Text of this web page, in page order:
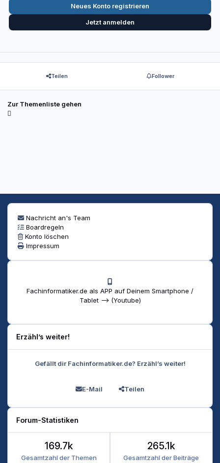
Neues Konto registrieren
Jetzt anmelden
Teilen Follower
Zur Themenliste gehen
Nachricht an's Team
Boardregeln
Konto löschen
Impressum
Fachinformatiker.de als APP auf Deinem Smartphone /
Tablet --> (Youtube)
Erzähl’s weiter!
Gefällt dir Fachinformatiker.de? Erzähl’s weiter!
E-Mail Teilen
Forum-Statistiken
Gesamtzahl der Themen
169.7k
Gesamtzahl der Beiträge
265.1k